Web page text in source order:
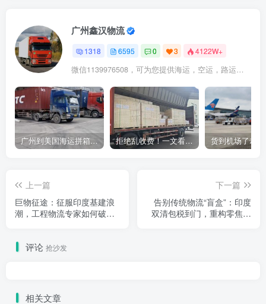
广州鑫汉物流
1318 6595 0 3 4122W+
微信1139976508，可为您提供海运，空运，路运，铁路运输
广州到美国海运拼箱多少钱？2024年最新运费构成+隐藏费用避坑指南 拒绝乱收费！一文看懂中国货代计费套路，教你避开所有隐形坑
上一篇
巨物征途：征服印度基建浪
潮，工程物流专家如何破解
下一篇
告别传统物流“盲盒”：印度
双清包税到门，重构零焦虑
评论 抢沙发
相关文章